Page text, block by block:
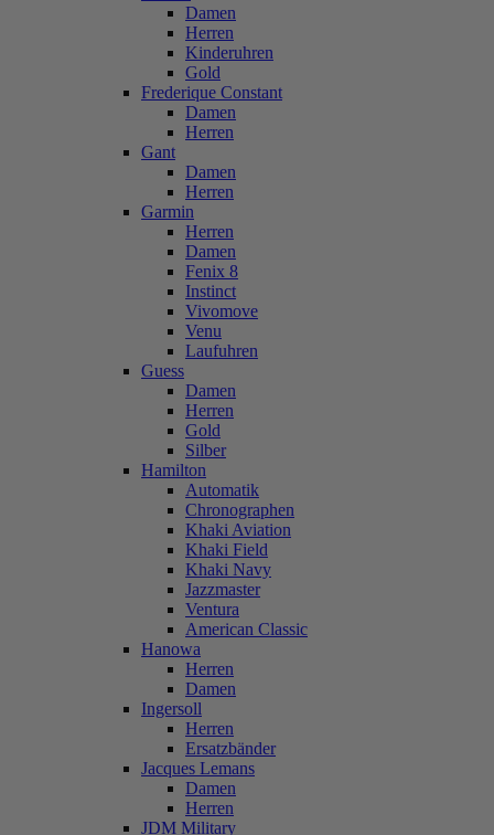
Damen
Herren
Kinderuhren
Gold
Frederique Constant
Damen
Herren
Gant
Damen
Herren
Garmin
Herren
Damen
Fenix 8
Instinct
Vivomove
Venu
Laufuhren
Guess
Damen
Herren
Gold
Silber
Hamilton
Automatik
Chronographen
Khaki Aviation
Khaki Field
Khaki Navy
Jazzmaster
Ventura
American Classic
Hanowa
Herren
Damen
Ingersoll
Herren
Ersatzbänder
Jacques Lemans
Damen
Herren
JDM Military